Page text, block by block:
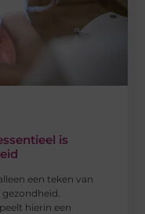
is
een teken van
hierin een